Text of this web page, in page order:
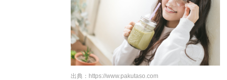
出典： https://www.pakutaso.com